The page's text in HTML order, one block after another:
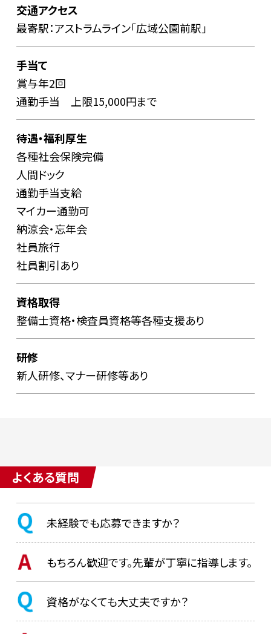
交通アクセス
最寄駅：アストラムライン「広域公園前駅」
手当て
賞与年2回
通勤手当 上限15,000円まで
待遇・福利厚生
各種社会保険完備
人間ドック
通勤手当支給
マイカー通勤可
納涼会・忘年会
社員旅行
社員割引あり
資格取得
整備士資格・検査員資格等各種支援あり
研修
新人研修、マナー研修等あり
よくある質問
未経験でも応募できますか？
もちろん歓迎です。先輩が丁寧に指導します。
資格がなくても大丈夫ですか？